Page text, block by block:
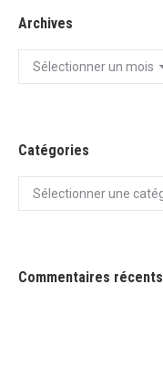
Archives
Archives
Catégories
Catégories
Commentaires récents